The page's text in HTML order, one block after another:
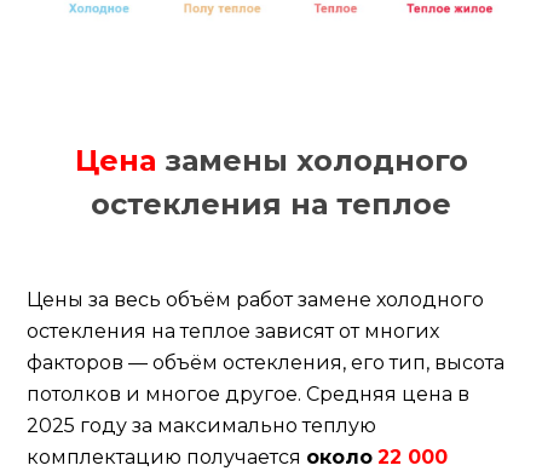
Цена замены холодного
остекления на теплое
Цены за весь объём работ замене холодного
остекления на теплое зависят от многих
факторов — объём остекления, его тип, высота
потолков и многое другое. Средняя цена в
2025 году за максимально теплую
комплектацию получается около 22 000